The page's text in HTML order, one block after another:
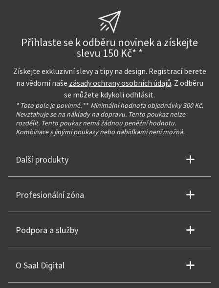
Přihlaste se k odběru novinek a získejte
slevu 150 Kč* *
Získejte exkluzivní slevy a tipy na design. Registrací berete
na vědomí naše zásady ochrany osobních údajů. Z odběru
se můžete kdykoli odhlásit.
* Toto pole je povinné. ** Minimální hodnota objednávky 300 Kč.
Nevztahuje se na náklady na dopravu. Tento poukaz nelze
rozdělit. Tento poukaz nemá žádnou peněžní hodnotu.
Kombinace s jinými poukazy nebo nabídkami není možná.
Další produkty
Profesionální zóna
Podpora a služby
O Saal Digital